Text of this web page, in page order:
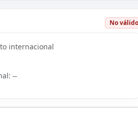
No válido
internacional
—